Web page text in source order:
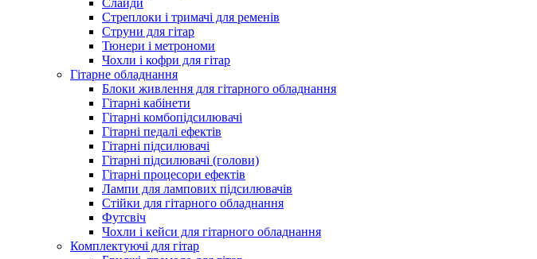
Слайди
Стреплоки і тримачі для ременів
Струни для гітар
Тюнери і метрономи
Чохли і кофри для гітар
Гітарне обладнання
Блоки живлення для гітарного обладнання
Гітарні кабінети
Гітарні комбопідсилювачі
Гітарні педалі ефектів
Гітарні підсилювачі
Гітарні підсилювачі (голови)
Гітарні процесори ефектів
Лампи для лампових підсилювачів
Стійки для гітарного обладнання
Футсвіч
Чохли і кейси для гітарного обладнання
Комплектуючі для гітар